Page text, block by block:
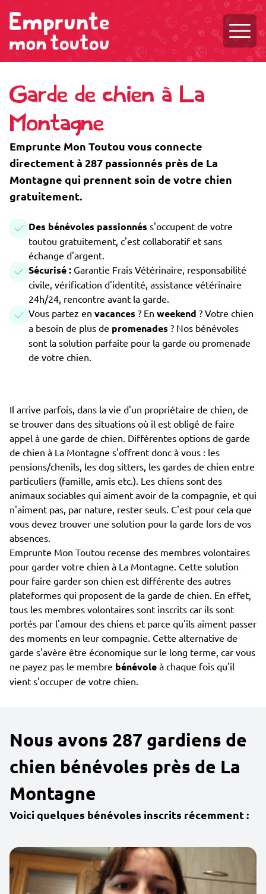
Garde de chien à La
Montagne
Emprunte Mon Toutou vous connecte
directement à 287 passionnés près de La
Montagne qui prennent soin de votre chien
gratuitement.
Des bénévoles passionnés s'occupent de votre
toutou gratuitement, c'est collaboratif et sans
échange d'argent.
Sécurisé : Garantie Frais Vétérinaire, responsabilité
civile, vérification d'identité, assistance vétérinaire
24h/24, rencontre avant la garde.
Vous partez en vacances ? En weekend ? Votre chien
a besoin de plus de promenades ? Nos bénévoles
sont la solution parfaite pour la garde ou promenade
de votre chien.
Il arrive parfois, dans la vie d'un propriétaire de chien, de
se trouver dans des situations où il est obligé de faire
appel à une garde de chien. Différentes options de garde
de chien à La Montagne s'offrent donc à vous : les
pensions/chenils, les dog sitters, les gardes de chien entre
particuliers (famille, amis etc.). Les chiens sont des
animaux sociables qui aiment avoir de la compagnie, et qui
n'aiment pas, par nature, rester seuls. C'est pour cela que
vous devez trouver une solution pour la garde lors de vos
absences.
Emprunte Mon Toutou recense des membres volontaires
pour garder votre chien à La Montagne. Cette solution
pour faire garder son chien est différente des autres
plateformes qui proposent de la garde de chien. En effet,
tous les membres volontaires sont inscrits car ils sont
portés par l'amour des chiens et parce qu'ils aiment passer
des moments en leur compagnie. Cette alternative de
garde s'avère être économique sur le long terme, car vous
ne payez pas le membre bénévole à chaque fois qu'il
vient s'occuper de votre chien.
Nous avons 287 gardiens de
chien bénévoles près de La
Montagne
Voici quelques bénévoles inscrits récemment :